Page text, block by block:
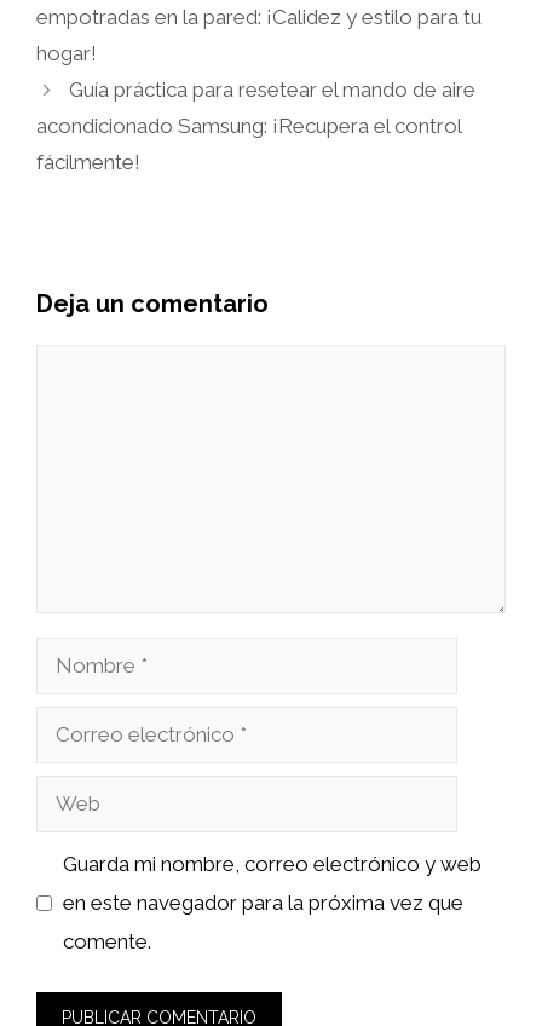
empotradas en la pared: ¡Calidez y estilo para tu
hogar!
Guía práctica para resetear el mando de aire
acondicionado Samsung: ¡Recupera el control
fácilmente!
Deja un comentario
Nombre
Correo
Web
Guarda mi nombre, correo electrónico y web
en este navegador para la próxima vez que
comente.